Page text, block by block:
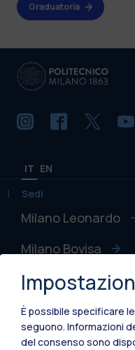
Graduatoria
IT EN
Sedi
Milano Leonardo
Milano Bovisa
Cremona
Lecco
Mantova
È possibile specificare
seguono. Informazioni
del consenso sono